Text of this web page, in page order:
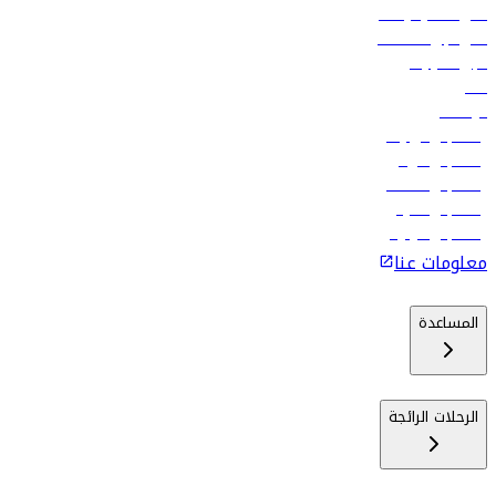
أدنى أسعار الرحلات
فلاي دبي للعطلات
تأجير السيارات
فنادق
الوظائف
رحلات إلى تبيليسي
رحلات إلى الرياض
رحلات إلى مسقط
رحلات إلى ماليه
رحلات إلى كولومبو
معلومات عنا
المساعدة
الرحلات الرائجة